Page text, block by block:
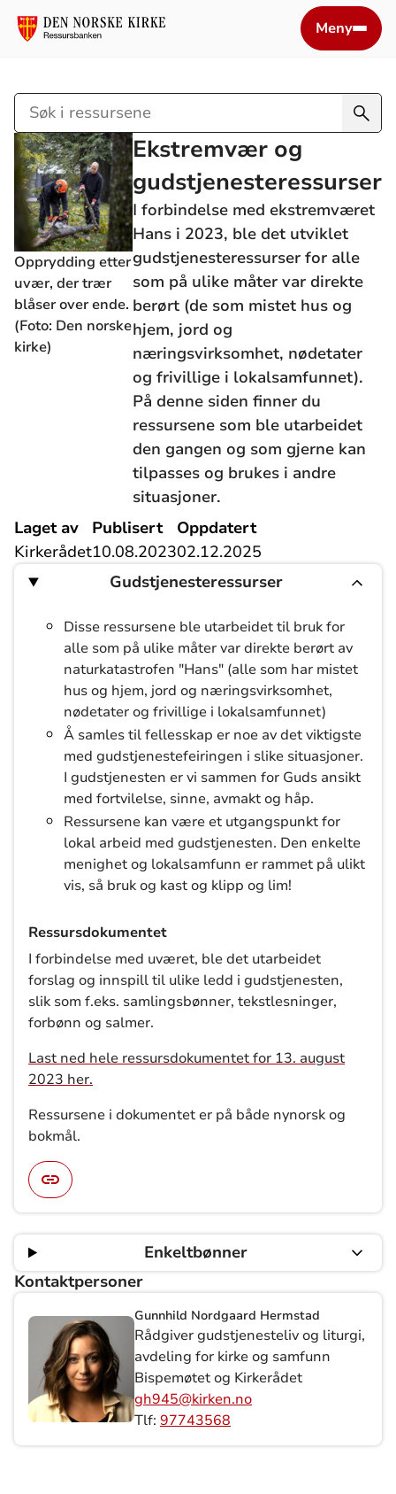
Meny
Søk
i
ressursene
Opprydding etter
uvær, der trær
blåser over ende.
(Foto: Den norske
kirke)
Ekstremvær og
gudstjenesteressurser
I forbindelse med ekstremværet
Hans i 2023, ble det utviklet
gudstjenesteressurser for alle
som på ulike måter var direkte
berørt (de som mistet hus og
hjem, jord og
næringsvirksomhet, nødetater
og frivillige i lokalsamfunnet).
På denne siden finner du
ressursene som ble utarbeidet
den gangen og som gjerne kan
tilpasses og brukes i andre
situasjoner.
Laget av
Kirkerådet
Publisert
10.08.2023
Oppdatert
02.12.2025
Gudstjenesteressurser
Disse ressursene ble utarbeidet til bruk for
alle som på ulike måter var direkte berørt av
naturkatastrofen "Hans" (alle som har mistet
hus og hjem, jord og næringsvirksomhet,
nødetater og frivillige i lokalsamfunnet)
Å samles til fellesskap er noe av det viktigste
med gudstjenestefeiringen i slike situasjoner.
I gudstjenesten er vi sammen for Guds ansikt
med fortvilelse, sinne, avmakt og håp.
Ressursene kan være et utgangspunkt for
lokal arbeid med gudstjenesten. Den enkelte
menighet og lokalsamfunn er rammet på ulikt
vis, så bruk og kast og klipp og lim!
Ressursdokumentet
I forbindelse med uværet, ble det utarbeidet
forslag og innspill til ulike ledd i gudstjenesten,
slik som f.eks. samlingsbønner, tekstlesninger,
forbønn og salmer.
Last ned hele ressursdokumentet for 13. august
2023 her.
Ressursene i dokumentet er på både nynorsk og
bokmål.
Enkeltbønner
Kontaktpersoner
Gunnhild Nordgaard Hermstad
Rådgiver gudstjenesteliv og liturgi,
avdeling for kirke og samfunn
Bispemøtet og Kirkerådet
gh945@kirken.no
Tlf: 97743568